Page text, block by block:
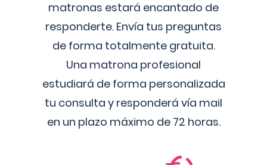
matronas estará encantado de
responderte. Envía tus preguntas
de forma totalmente gratuita.
Una matrona profesional
estudiará de forma personalizada
tu consulta y responderá vía mail
en un plazo máximo de 72 horas.